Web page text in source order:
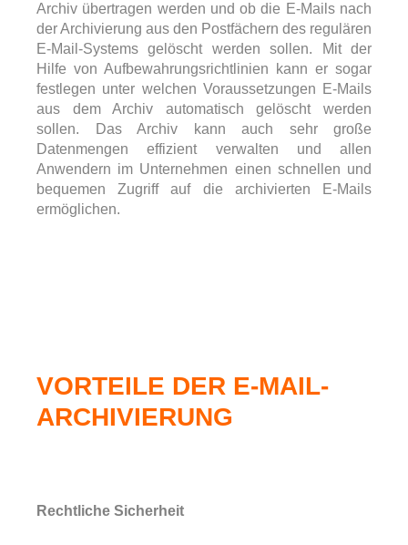
Archiv übertragen werden und ob die E-Mails nach
der Archivierung aus den Postfächern des regulären
E-Mail-Systems gelöscht werden sollen. Mit der
Hilfe von Aufbewahrungsrichtlinien kann er sogar
festlegen unter welchen Voraussetzungen E-Mails
aus dem Archiv automatisch gelöscht werden
sollen. Das Archiv kann auch sehr große
Datenmengen effizient verwalten und allen
Anwendern im Unternehmen einen schnellen und
bequemen Zugriff auf die archivierten E-Mails
ermöglichen.
VORTEILE DER E-MAIL-
ARCHIVIERUNG
Rechtliche Sicherheit